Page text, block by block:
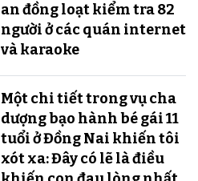
an đồng loạt kiểm tra 82
người ở các quán internet
và karaoke
Một chi tiết trong vụ cha
dượng bạo hành bé gái 11
tuổi ở Đồng Nai khiến tôi
xót xa: Đây có lẽ là điều